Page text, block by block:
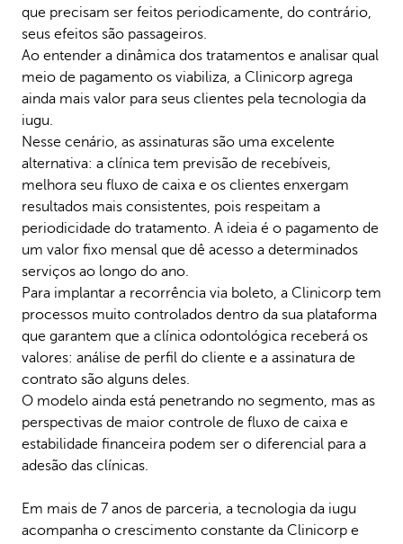
que precisam ser feitos periodicamente, do contrário,
seus efeitos são passageiros.
Ao entender a dinâmica dos tratamentos e analisar qual
meio de pagamento os viabiliza, a Clinicorp agrega
ainda mais valor para seus clientes pela tecnologia da
iugu.
Nesse cenário, as assinaturas são uma excelente
alternativa: a clínica tem previsão de recebíveis,
melhora seu fluxo de caixa e os clientes enxergam
resultados mais consistentes, pois respeitam a
periodicidade do tratamento. A ideia é o pagamento de
um valor fixo mensal que dê acesso a determinados
serviços ao longo do ano.
Para implantar a recorrência via boleto, a Clinicorp tem
processos muito controlados dentro da sua plataforma
que garantem que a clínica odontológica receberá os
valores: análise de perfil do cliente e a assinatura de
contrato são alguns deles.
O modelo ainda está penetrando no segmento, mas as
perspectivas de maior controle de fluxo de caixa e
estabilidade financeira podem ser o diferencial para a
adesão das clínicas.
Em mais de 7 anos de parceria, a tecnologia da iugu
acompanha o crescimento constante da Clinicorp e